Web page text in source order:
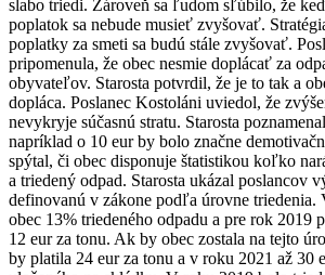
slabo triedi. Zároveň sa ľudom sľúbilo, že
poplatok sa nebude musieť zvyšovať.
poplatky za smeti sa budú stále zvyšovať.
pripomenula, že obec nesmie doplácať za
obyvateľov. Starosta potvrdil, že je to tak a
dopláca. Poslanec Kostoláni uviedol, že
nevykryje súčasnú stratu. Starosta
napríklad o 10 eur by bolo značne
spýtal, či obec disponuje štatistikou koľko
a triedený odpad. Starosta ukázal poslancov
definovanú v zákone podľa úrovne triedenia.
obec 13% triedeného odpadu a pre rok 2019
12 eur za tonu. Ak by obec zostala na tejto
by platila 24 eur za tonu a v roku 2021 až 30